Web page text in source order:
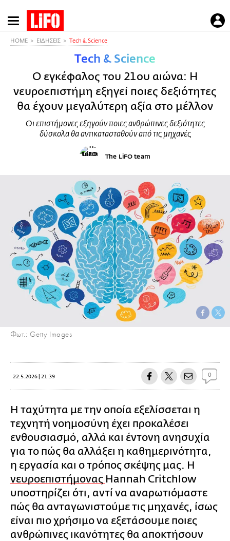
Παράκαμψη
προς
HOME ΕΙΔΗΣΕΙΣ Τech & Science
Τech & Science
Ο εγκέφαλος του 21ου αιώνα: Η
νευροεπιστήμη εξηγεί ποιες δεξιότητες
θα έχουν μεγαλύτερη αξία στο μέλλον
Οι επιστήμονες εξηγούν ποιες ανθρώπινες δεξιότητες
δύσκολα θα αντικατασταθούν από τις μηχανές
The LiFO team
Φωτ.: Getty Images
22.5.2026 | 21:39 0
Η ταχύτητα με την οποία εξελίσσεται η
τεχνητή νοημοσύνη έχει προκαλέσει
ενθουσιασμό, αλλά και έντονη ανησυχία
για το πώς θα αλλάξει η καθημερινότητα,
η εργασία και ο τρόπος σκέψης μας. Η
νευροεπιστήμονας Hannah Critchlow
υποστηρίζει ότι, αντί να αναρωτιόμαστε
πώς θα ανταγωνιστούμε τις μηχανές, ίσως
είναι πιο χρήσιμο να εξετάσουμε ποιες
ανθρώπινες ικανότητες θα αποκτήσουν